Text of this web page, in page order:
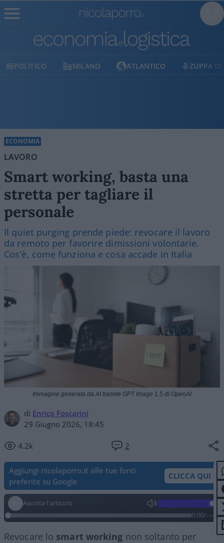
MILANO ATLANTICO ZUPPA DI PORRO
ECONOMIA
LAVORO
Smart working, basta una
stretta per tagliare il
personale
Il quiet purging prende piede: revocare il lavoro
da remoto per favorire dimissioni volontarie.
Cos'è, come funziona e cosa accade in Italia
di Enrico Foscarini
29 Giugno 2026, 18:45
4.2k 2
Immagine generata da AI tramite GPT Image 1.5 di OpenAI
Aggiungi nicolaporro.it alle tue fonti
preferite su Google
CLICCA QUI
Ascolta l'articolo
0:00/--:--
Revocare lo smart working non soltanto per